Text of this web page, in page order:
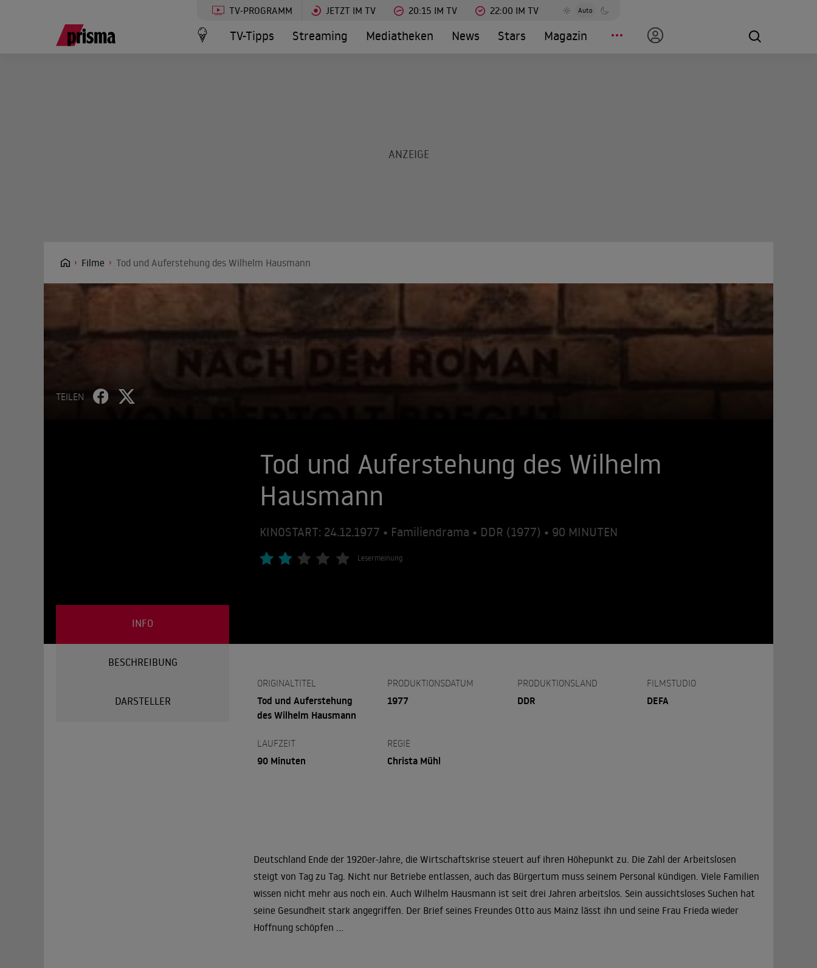
TV-PROGRAMM JETZT IM TV 20:15 IM TV 22:00 IM TV Auto
TV-Tipps Streaming Mediatheken News Stars Magazin
Filme Tod und Auferstehung des Wilhelm Hausmann
TEILEN
Tod und Auferstehung des Wilhelm
Hausmann
KINOSTART: 24.12.1977 • Familiendrama • DDR (1977) • 90 MINUTEN
Lesermeinung
INFO
BESCHREIBUNG
DARSTELLER
ORIGINALTITEL
Tod und Auferstehung
des Wilhelm Hausmann
PRODUKTIONSDATUM
1977
PRODUKTIONSLAND
DDR
FILMSTUDIO
DEFA
LAUFZEIT
90 Minuten
REGIE
Christa Mühl
Deutschland Ende der 1920er-Jahre, die Wirtschaftskrise steuert auf ihren Höhepunkt zu. Die Zahl der Arbeitslosen
steigt von Tag zu Tag. Nicht nur Betriebe entlassen, auch das Bürgertum muss seinem Personal kündigen. Viele Familien
wissen nicht mehr aus noch ein. Auch Wilhelm Hausmann ist seit drei Jahren arbeitslos. Sein aussichtsloses Suchen hat
seine Gesundheit stark angegriffen. Der Brief seines Freundes Otto aus Mainz lässt ihn und seine Frau Frieda wieder
Hoffnung schöpfen ...